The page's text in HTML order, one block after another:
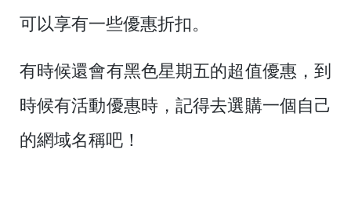
可以享有一些優惠折扣。
有時候還會有黑色星期五的超值優惠，到
時候有活動優惠時，記得去選購一個自己
的網域名稱吧！